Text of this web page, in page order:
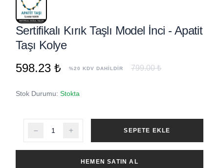
Sertifikalı Kırık Taşlı Model İnci - Apatit
Taşı Kolye
598.23 ₺
%20 KDV DAHİLDİR 799.00 ₺
Stok Durumu: Stokta
SEPETE EKLE
HEMEN SATIN AL